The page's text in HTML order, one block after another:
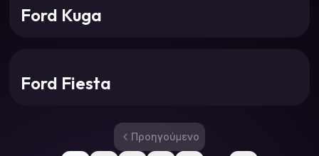
Ford Kuga
Ford Fiesta
Προηγούμενο